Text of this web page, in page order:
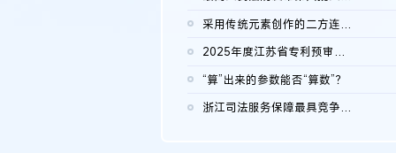
采用传统元素创作的二方连续装饰图案作品的独创性及侵权对比认定
2025年度江苏省专利预审典型案例
“算”出来的参数能否“算数”？
浙江司法服务保障最具竞争力营商环境建设典型案例（第二批）含侵...